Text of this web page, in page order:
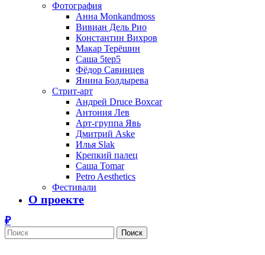
Фотография
Анна Monkandmoss
Вивиан Дель Рио
Константин Вихров
Макар Терёшин
Саша 5tep5
Фёдор Савинцев
Янина Болдырева
Стрит-арт
Андрей Druce Boxcar
Антония Лев
Арт-группа Явь
Дмитрий Aske
Илья Slak
Крепкий палец
Саша Tomar
Petro Aesthetics
Фестивали
О проекте
Поиск